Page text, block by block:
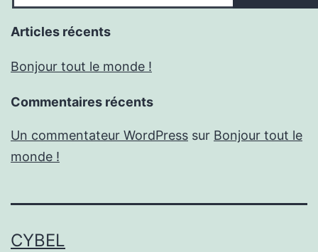
Articles récents
Bonjour tout le monde !
Commentaires récents
Un commentateur WordPress sur Bonjour tout le
monde !
CYBEL